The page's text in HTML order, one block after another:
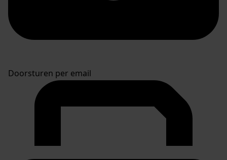
Doorsturen per email